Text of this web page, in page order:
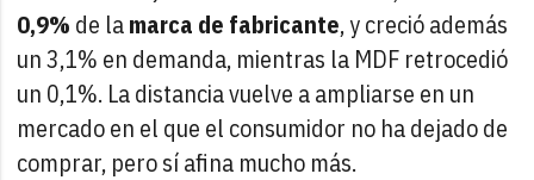
0,9% de lamarca de fabricante, y creció además
un 3,1% en demanda, mientras la MDF retrocedió
un 0,1%. La distancia vuelve a ampliarse en un
mercado en el que el consumidor no ha dejado de
comprar, pero sí afina mucho más.